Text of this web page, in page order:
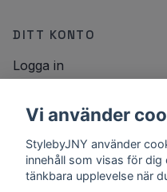
DITT KONTO
Logga in
NYHETSBREV
E-postadress
Vi använder
StylebyJNY använder
innehåll som visas för
tänkbara upplevelse när